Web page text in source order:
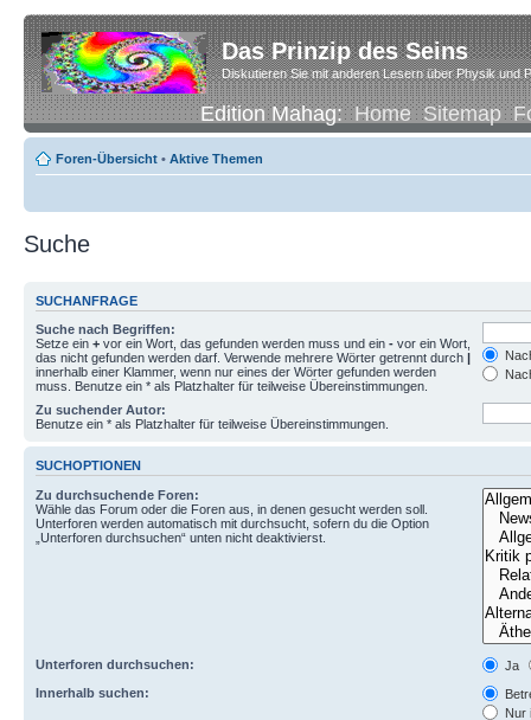
Das Prinzip des Seins
Diskutieren Sie mit anderen Lesern über Physik und
Edition Mahag:Home Sitemap
Foren-Übersicht • Aktive Themen
Suche
SUCHANFRAGE
Suche nach Begriffen:
Setze ein + vor ein Wort, das gefunden werden muss und ein - vor ein Wort,
das nicht gefunden werden darf. Verwende mehrere Wörter getrennt durch |
innerhalb einer Klammer, wenn nur eines der Wörter gefunden werden
muss. Benutze ein * als Platzhalter für teilweise Übereinstimmungen.
Zu suchender Autor:
Benutze ein * als Platzhalter für teilweise Übereinstimmungen.
SUCHOPTIONEN
Zu durchsuchende Foren:
Wähle das Forum oder die Foren aus, in denen gesucht werden soll.
Unterforen werden automatisch mit durchsucht, sofern du die Option
„Unterforen durchsuchen“ unten nicht deaktivierst.
Unterforen durchsuchen:
Ja
Innerhalb suchen:
Nur